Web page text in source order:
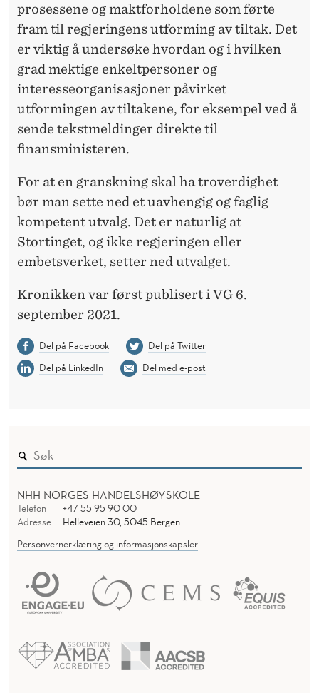
prosessene og maktforholdene som førte
fram til regjeringens utforming av tiltak. Det
er viktig å undersøke hvordan og i hvilken
grad mektige enkeltpersoner og
interesseorganisasjoner påvirket
utformingen av tiltakene, for eksempel ved å
sende tekstmeldinger direkte til
finansministeren.
For at en granskning skal ha troverdighet
bør man sette ned et uavhengig og faglig
kompetent utvalg. Det er naturlig at
Stortinget, og ikke regjeringen eller
embetsverket, setter ned utvalget.
Kronikken var først publisert i VG 6.
september 2021.
Del på Facebook
Del på Twitter
Del på LinkedIn
Del med e-post
NHH NORGES HANDELSHØYSKOLE
Telefon
+47 55 95 90 00
Adresse
Helleveien 30, 5045 Bergen
Personvernerklæring og informasjonskapsler